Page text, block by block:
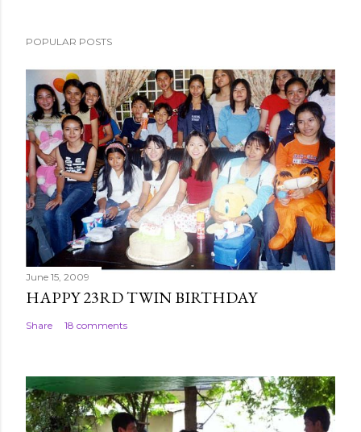
a
C
o
m
m
e
n
t
POPULAR POSTS
June 15, 2009
HAPPY 23RD TWIN BIRTHDAY
Share 18 comments